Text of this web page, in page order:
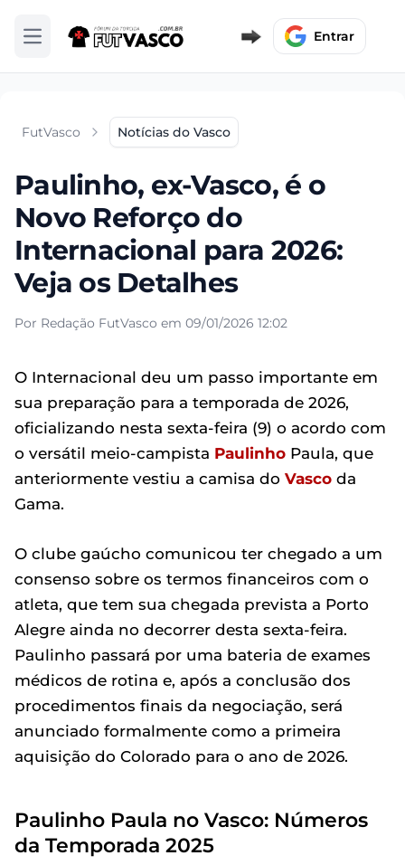
Abrir menu Entrar
FutVasco Notícias do Vasco
Paulinho, ex-Vasco, é o
Novo Reforço do
Internacional para 2026:
Veja os Detalhes
Por Redação FutVasco em 09/01/2026 12:02
O Internacional deu um passo importante em
sua preparação para a temporada de 2026,
oficializando nesta sexta-feira (9) o acordo com
o versátil meio-campista Paulinho Paula, que
anteriormente vestiu a camisa do Vasco da
Gama.
O clube gaúcho comunicou ter chegado a um
consenso sobre os termos financeiros com o
atleta, que tem sua chegada prevista a Porto
Alegre ainda no decorrer desta sexta-feira.
Paulinho passará por uma bateria de exames
médicos de rotina e, após a conclusão dos
procedimentos finais da negociação, será
anunciado formalmente como a primeira
aquisição do Colorado para o ano de 2026.
Paulinho Paula no Vasco: Números
da Temporada 2025